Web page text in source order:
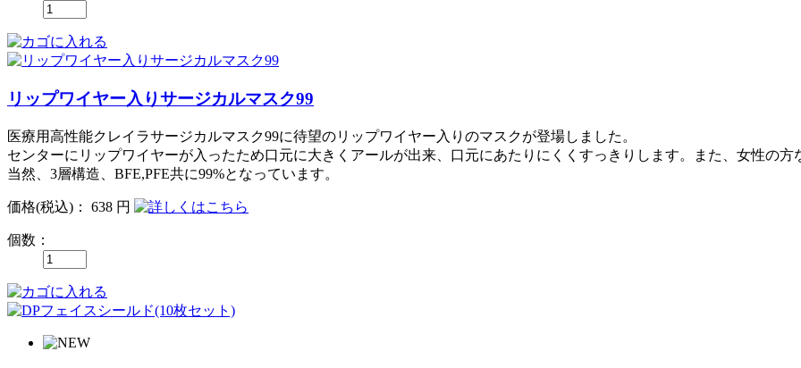
リップワイヤー入りサージカルマスク99
医療用高性能クレイラサージカルマスク99に待望のリップワイヤー入りのマスクが登場しました。
センターにリップワイヤーが入ったため口元に大きくアールが出来、口元にあたりにくくすっきりします。また、女性の
当然、3層構造、BFE,PFE共に99%となっています。
価格(税込) ： 638 円
個数：